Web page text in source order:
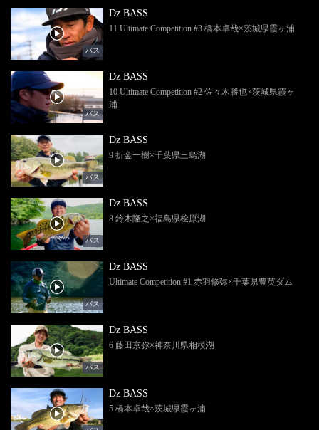
バス
Dz BASS
11 Ultimate Competition #3 橋本卓哉×茨城県霞ヶ浦
バス
Dz BASS
10 Ultimate Competition #2 佐々木勝也×茨城県霞ヶ
浦
バス
Dz BASS
9 折金一樹×千葉県三島湖
バス
Dz BASS
8 鈴木隆之×福島県桧原湖
バス
Dz BASS
Ultimate Competition #1 赤羽修弥×千葉県豊英ダム
バス
Dz BASS
6 藤田京弥×神奈川県相模湖
Dz BASS
5 橋本卓哉×茨城県霞ヶ浦